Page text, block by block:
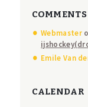
COMMENTS
Webmaster
Emile Van
CALENDAR